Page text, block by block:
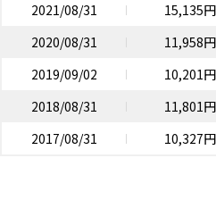
2021/08/31
15,135円
2020/08/31
11,958円
2019/09/02
10,201円
2018/08/31
11,801円
2017/08/31
10,327円